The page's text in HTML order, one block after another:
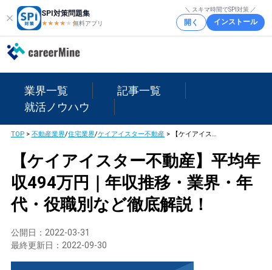
SPI対策問題集
★★★★ ★★
無料アプリ
＼ スキマ時間でSPI対策 ／
開く インストール
業界一覧
記事一覧
就活ノウハウ
TOP> 不動産業界/住宅業界/ケイアイスター不動産> 【ケイアイスター不動産】平均年収494万円｜年収推移・業界・年代・役職別など徹底解説！
【ケイアイスター不動産】平均年
収494万円｜年収推移・業界・年
代・役職別など徹底解説！
公開日： 2022-03-31
最終更新日： 2022-09-30